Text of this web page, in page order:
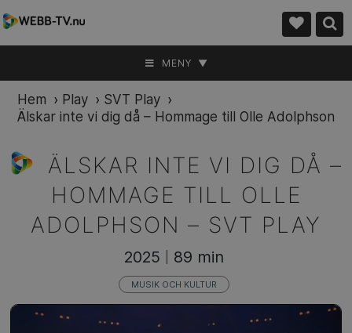
MENY ▼
Hem › Play › SVT Play ›
Älskar inte vi dig då – Hommage till Olle Adolphson
ÄLSKAR INTE VI DIG DÅ –
HOMMAGE TILL OLLE
ADOLPHSON – SVT PLAY
2025 89 min
MUSIK OCH KULTUR